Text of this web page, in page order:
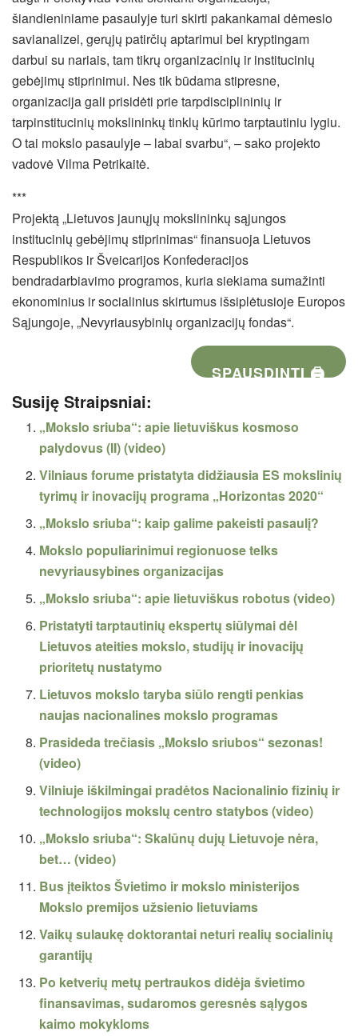
šiandieniniame pasaulyje turi skirti pakankamai dėmesio
savianalizei, gerųjų patirčių aptarimui bei kryptingam
darbui su nariais, tam tikrų organizacinių ir institucinių
gebėjimų stiprinimui. Nes tik būdama stipresne,
organizacija gali prisidėti prie tarpdisciplininių ir
tarpinstitucinių mokslininkų tinklų kūrimo tarptautiniu lygiu.
O tai mokslo pasaulyje – labai svarbu“, – sako projekto
vadovė Vilma Petrikaitė.
***
Projektą „Lietuvos jaunųjų mokslininkų sąjungos
institucinių gebėjimų stiprinimas“ finansuoja Lietuvos
Respublikos ir Šveicarijos Konfederacijos
bendradarbiavimo programos, kuria siekiama sumažinti
ekonominius ir socialinius skirtumus išsiplėtusioje Europos
Sąjungoje, „Nevyriausybinių organizacijų fondas“.
SPAUSDINTI 🖨
Susiję Straipsniai:
„Mokslo sriuba“: apie lietuviškus kosmoso
palydovus (II) (video)
Vilniaus forume pristatyta didžiausia ES mokslinių
tyrimų ir inovacijų programa „Horizontas 2020“
„Mokslo sriuba“: kaip galime pakeisti pasaulį?
Mokslo populiarinimui regionuose telks
nevyriausybines organizacijas
„Mokslo sriuba“: apie lietuviškus robotus (video)
Pristatyti tarptautinių ekspertų siūlymai dėl
Lietuvos ateities mokslo, studijų ir inovacijų
prioritetų nustatymo
Lietuvos mokslo taryba siūlo rengti penkias
naujas nacionalines mokslo programas
Prasideda trečiasis „Mokslo sriubos“ sezonas!
(video)
Vilniuje iškilmingai pradėtos Nacionalinio fizinių ir
technologijos mokslų centro statybos (video)
„Mokslo sriuba“: Skalūnų dujų Lietuvoje nėra,
bet… (video)
Bus įteiktos Švietimo ir mokslo ministerijos
Mokslo premijos užsienio lietuviams
Vaikų sulaukę doktorantai neturi realių socialinių
garantijų
Po ketverių metų pertraukos didėja švietimo
finansavimas, sudaromos geresnės sąlygos
kaimo mokykloms